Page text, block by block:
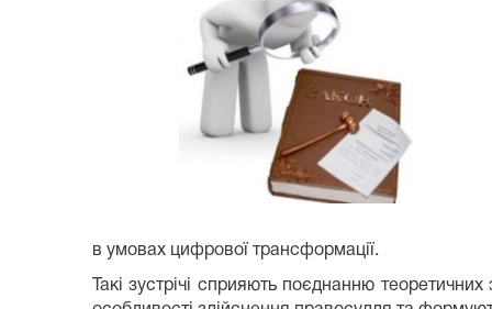
в умовах цифрової трансформації.
Такі зустрічі сприяють поєднанню